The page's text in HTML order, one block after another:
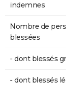
indemnes
Nombre de
blessées
- dont blessés
- dont blessés